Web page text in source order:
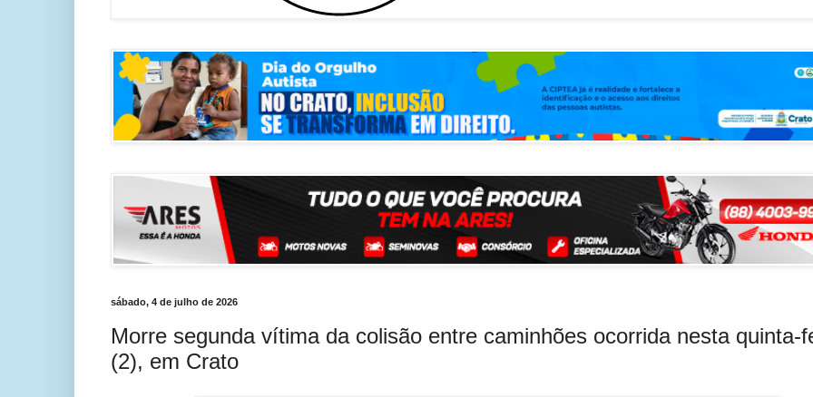
sábado, 4 de julho de 2026
Morre segunda vítima da colisão entre caminhões ocorrida nesta quinta-
(2), em Crato